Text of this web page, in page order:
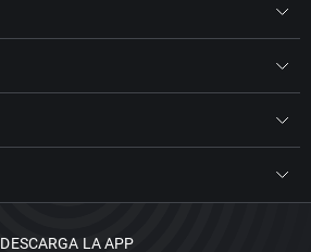
DESCARGA LA APP